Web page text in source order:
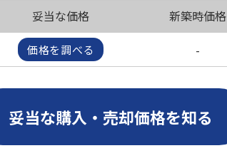
妥当な価格 新築時価格
価格を調べる -
妥当な購入・売却価格を知る